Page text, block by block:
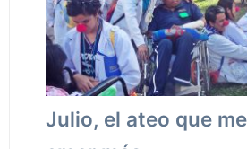
Julio, el ateo que